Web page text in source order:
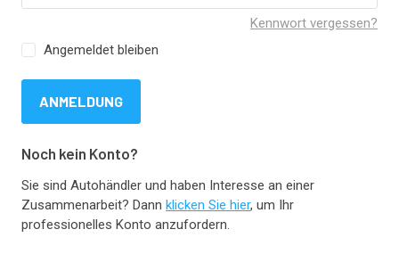
Kennwort vergessen?
Angemeldet bleiben
ANMELDUNG
Noch kein Konto?
Sie sind Autohändler und haben Interesse an einer
Zusammenarbeit? Dann klicken Sie hier, um Ihr
professionelles Konto anzufordern.